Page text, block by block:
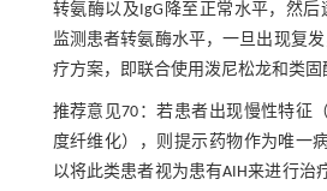
转氨酶以及IgG降至正常水平，然
监测患者转氨酶水平，一旦出现复
疗方案，即联合使用泼尼松龙和类固
推荐意见70：若患者出现慢性特征
度纤维化），则提示药物作为唯一
以将此类患者视为患有AIH来进行治